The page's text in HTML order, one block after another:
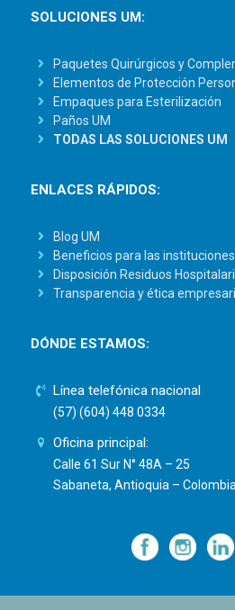
SOLUCIONES UM:
Paquetes Quirúrgicos y
Elementos de Protección
Empaques para Esterilización
Paños UM
TODAS LAS SOLUCIONES UM
ENLACES RÁPIDOS:
Blog UM
Beneficios para las
Disposición Residuos
Transparencia y ética
DÓNDE ESTAMOS:
Línea telefónica nacional
(57) (604) 448 0334
Oficina principal:
Calle 61 Sur N° 48A – 25
Sabaneta, Antioquia – Colombia.
— —